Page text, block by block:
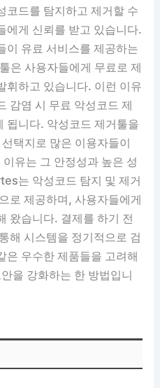
코드를 탐지하고 제거할 수
에게 신뢰를 받고 있습니다.
이 유료 서비스를 제공하는
은 사용자들에게 무료로 제
휘하고 있습니다. 이런 이유
감염 시 무료 악성코드 제
됩니다. 악성코드 제거툴을
택지로 많은 이용자들이
유는 그 안정성과 높은 성
는 악성코드 탐지 및 제거
로 제공하며, 사용자들에게
왔습니다. 결제를 하기 전
해 시스템을 정기적으로 검
우수한 제품들을 고려해
을 강화하는 한 방법입니